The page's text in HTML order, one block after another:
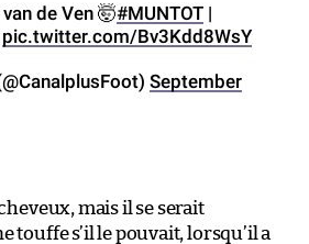
de Ven 🤯#MUNTOT |
pic.twitter.com/Bv3Kdd8WsY
September
mais il se serait
touffe s’il le pouvait, lorsqu’il a